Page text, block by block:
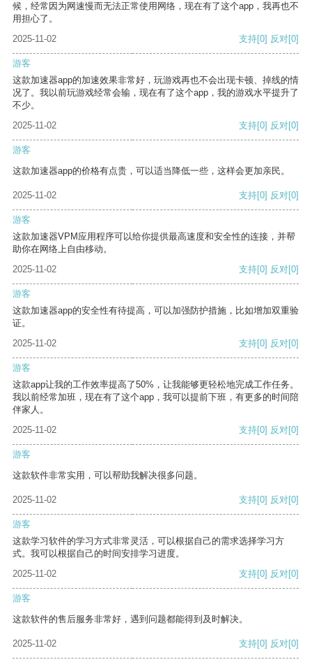
候，经常因为网速慢而无法正常使用网络，现在有了这个app，我再也不
用担心了。
2025-11-02
支持[0] 反对[0]
游客
这款加速器app的加速效果非常好，玩游戏再也不会出现卡顿、掉线的情
况了。我以前玩游戏经常会输，现在有了这个app，我的游戏水平提升了
不少。
2025-11-02
支持[0] 反对[0]
游客
这款加速器app的价格有点贵，可以适当降低一些，这样会更加亲民。
2025-11-02 支持[0] 反对[0]
游客
这款加速器VPM应用程序可以给你提供最高速度和安全性的连接，并帮
助你在网络上自由移动。
2025-11-02
支持[0] 反对[0]
游客
这款加速器app的安全性有待提高，可以加强防护措施，比如增加双重验
证。
2025-11-02
支持[0] 反对[0]
游客
这款app让我的工作效率提高了50%，让我能够更轻松地完成工作任务。
我以前经常加班，现在有了这个app，我可以提前下班，有更多的时间陪
伴家人。
2025-11-02
支持[0] 反对[0]
游客
这款软件非常实用，可以帮助我解决很多问题。
2025-11-02 支持[0] 反对[0]
游客
这款学习软件的学习方式非常灵活，可以根据自己的需求选择学习方
式。我可以根据自己的时间安排学习进度。
2025-11-02
支持[0] 反对[0]
游客
这款软件的售后服务非常好，遇到问题都能得到及时解决。
2025-11-02 支持[0] 反对[0]